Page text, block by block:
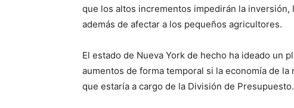
que los altos incrementos impedirán la
además de afectar a los pequeños agricultores.
El estado de Nueva York de hecho ha ideado un
aumentos de forma temporal si la economía de
que estaría a cargo de la División de Presupuesto.